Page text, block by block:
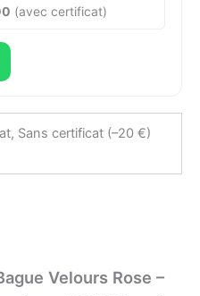
(avec certificat)
Sans certificat (–20 €)
Velours Rose –